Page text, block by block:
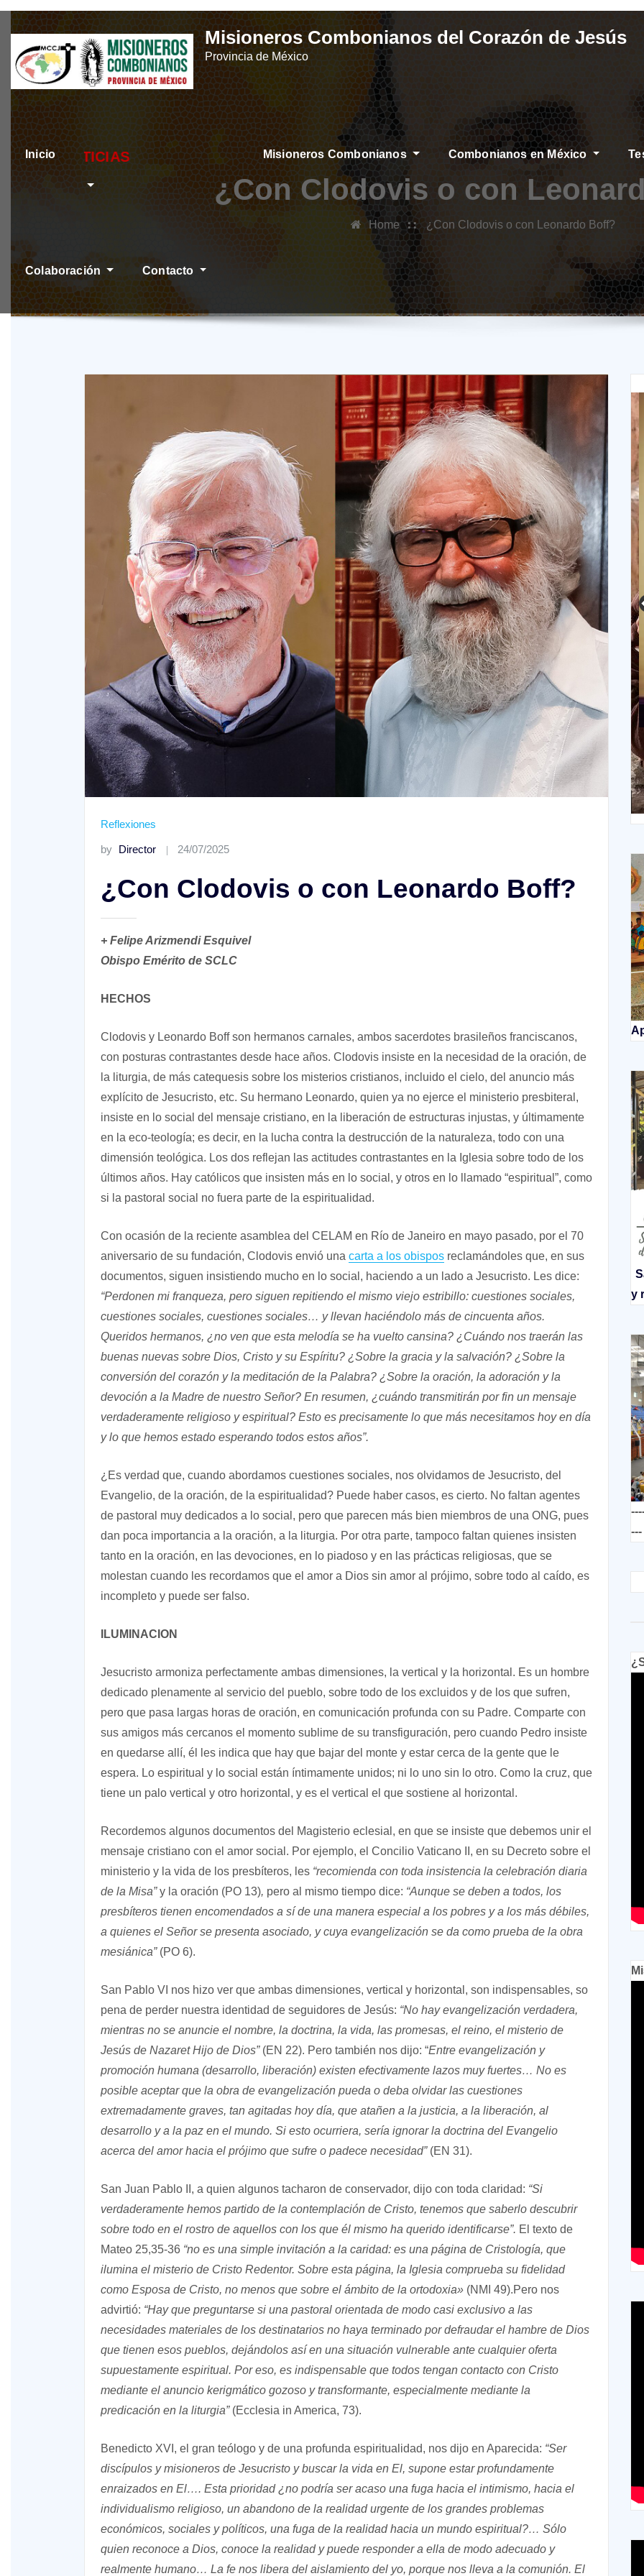
Skip
content
Misioneros Combonianos del Corazón de Jesús
Provincia de México
Inicio ÚLTIMAS NOTICIAS
Misioneros Combonianos Combonianos en México
Colaboración Contacto
¿Con Clodovis o con
Home ¿Con Clodovis o con Leonardo Boff?
Reflexiones
by Director 24/07/2025
¿Con Clodovis o con Leonardo Boff?
+ Felipe Arizmendi Esquivel
Obispo Emérito de SCLC
HECHOS
Clodovis y Leonardo Boff son hermanos carnales, ambos sacerdotes brasileños franciscanos,
con posturas contrastantes desde hace años. Clodovis insiste en la necesidad de la oración, de
la liturgia, de más catequesis sobre los misterios cristianos, incluido el cielo, del anuncio más
explícito de Jesucristo, etc. Su hermano Leonardo, quien ya no ejerce el ministerio presbiteral,
insiste en lo social del mensaje cristiano, en la liberación de estructuras injustas, y últimamente
en la eco-teología; es decir, en la lucha contra la destrucción de la naturaleza, todo con una
dimensión teológica. Los dos reflejan las actitudes contrastantes en la Iglesia sobre todo de los
últimos años. Hay católicos que insisten más en lo social, y otros en lo llamado “espiritual”, como
si la pastoral social no fuera parte de la espiritualidad.
Con ocasión de la reciente asamblea del CELAM en Río de Janeiro en mayo pasado, por el 70
aniversario de su fundación, Clodovis envió una carta a los obispos reclamándoles que, en sus
documentos, siguen insistiendo mucho en lo social, haciendo a un lado a Jesucristo. Les dice:
“Perdonen mi franqueza, pero siguen repitiendo el mismo viejo estribillo: cuestiones sociales,
cuestiones sociales, cuestiones sociales… y llevan haciéndolo más de cincuenta años.
Queridos hermanos, ¿no ven que esta melodía se ha vuelto cansina? ¿Cuándo nos traerán las
buenas nuevas sobre Dios, Cristo y su Espíritu? ¿Sobre la gracia y la salvación? ¿Sobre la
conversión del corazón y la meditación de la Palabra? ¿Sobre la oración, la adoración y la
devoción a la Madre de nuestro Señor? En resumen, ¿cuándo transmitirán por fin un mensaje
verdaderamente religioso y espiritual? Esto es precisamente lo que más necesitamos hoy en día
y lo que hemos estado esperando todos estos años”.
¿Es verdad que, cuando abordamos cuestiones sociales, nos olvidamos de Jesucristo, del
Evangelio, de la oración, de la espiritualidad? Puede haber casos, es cierto. No faltan agentes
de pastoral muy dedicados a lo social, pero que parecen más bien miembros de una ONG, pues
dan poca importancia a la oración, a la liturgia. Por otra parte, tampoco faltan quienes insisten
tanto en la oración, en las devociones, en lo piadoso y en las prácticas religiosas, que se
molestan cuando les recordamos que el amor a Dios sin amor al prójimo, sobre todo al caído, es
incompleto y puede ser falso.
ILUMINACION
Jesucristo armoniza perfectamente ambas dimensiones, la vertical y la horizontal. Es un hombre
dedicado plenamente al servicio del pueblo, sobre todo de los excluidos y de los que sufren,
pero que pasa largas horas de oración, en comunicación profunda con su Padre. Comparte con
sus amigos más cercanos el momento sublime de su transfiguración, pero cuando Pedro insiste
en quedarse allí, él les indica que hay que bajar del monte y estar cerca de la gente que le
espera. Lo espiritual y lo social están íntimamente unidos; ni lo uno sin lo otro. Como la cruz, que
tiene un palo vertical y otro horizontal, y es el vertical el que sostiene al horizontal.
Recordemos algunos documentos del Magisterio eclesial, en que se insiste que debemos unir el
mensaje cristiano con el amor social. Por ejemplo, el Concilio Vaticano II, en su Decreto sobre el
ministerio y la vida de los presbíteros, les “recomienda con toda insistencia la celebración diaria
de la Misa”y la oración (PO 13), pero al mismo tiempo dice: “Aunque se deben a todos, los
presbíteros tienen encomendados a sí de una manera especial a los pobres y a los más débiles,
a quienes el Señor se presenta asociado, y cuya evangelización se da como prueba de la obra
mesiánica” (PO 6).
San Pablo VI nos hizo ver que ambas dimensiones, vertical y horizontal, son indispensables, so
pena de perder nuestra identidad de seguidores de Jesús: “No hay evangelización verdadera,
mientras no se anuncie el nombre, la doctrina, la vida, las promesas, el reino, el misterio de
Jesús de Nazaret Hijo de Dios”(EN 22). Pero también nos dijo: “Entre evangelización y
promoción humana (desarrollo, liberación) existen efectivamente lazos muy fuertes… No es
posible aceptar que la obra de evangelización pueda o deba olvidar las cuestiones
extremadamente graves, tan agitadas hoy día, que atañen a la justicia, a la liberación, al
desarrollo y a la paz en el mundo. Si esto ocurriera, sería ignorar la doctrina del Evangelio
acerca del amor hacia el prójimo que sufre o padece necesidad”(EN 31).
San Juan Pablo II, a quien algunos tacharon de conservador, dijo con toda claridad: “Si
verdaderamente hemos partido de la contemplación de Cristo, tenemos que saberlo descubrir
sobre todo en el rostro de aquellos con los que él mismo ha querido identificarse”. El texto de
Mateo 25,35-36 “no es una simple invitación a la caridad: es una página de Cristología, que
ilumina el misterio de Cristo Redentor. Sobre esta página, la Iglesia comprueba su fidelidad
como Esposa de Cristo, no menos que sobre el ámbito de la ortodoxia» (NMI 49).Pero nos
advirtió: “Hay que preguntarse si una pastoral orientada de modo casi exclusivo a las
necesidades materiales de los destinatarios no haya terminado por defraudar el hambre de Dios
que tienen esos pueblos, dejándolos así en una situación vulnerable ante cualquier oferta
supuestamente espiritual. Por eso, es indispensable que todos tengan contacto con Cristo
mediante el anuncio kerigmático gozoso y transformante, especialmente mediante la
predicación en la liturgia” (Ecclesia in America, 73).
Benedicto XVI, el gran teólogo y de una profunda espiritualidad, nos dijo en Aparecida: “Ser
discípulos y misioneros de Jesucristo y buscar la vida en El, supone estar profundamente
enraizados en El…. Esta prioridad ¿no podría ser acaso una fuga hacia el intimismo, hacia el
individualismo religioso, un abandono de la realidad urgente de los grandes problemas
económicos, sociales y políticos, una fuga de la realidad hacia un mundo espiritual?… Sólo
quien reconoce a Dios, conoce la realidad y puede responder a ella de modo adecuado y
realmente humano… La fe nos libera del aislamiento del yo, porque nos lleva a la comunión. El
XV Domingo ordinario. Año A
y
---